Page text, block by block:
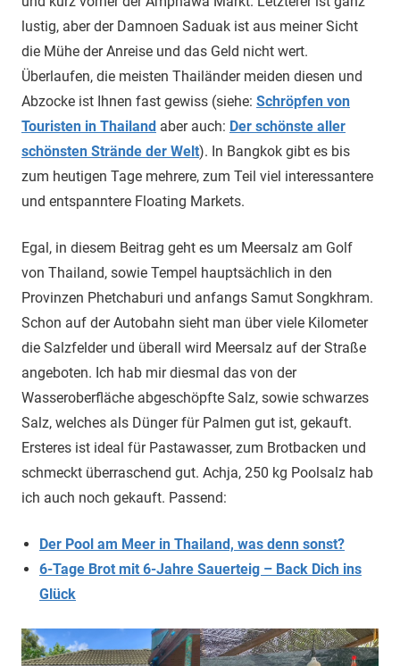
lustig, aber der Damnoen Saduak ist aus meiner Sicht
die Mühe der Anreise und das Geld nicht wert.
Überlaufen, die meisten Thailänder meiden diesen und
Abzocke ist Ihnen fast gewiss (siehe: Schröpfen von
Touristen in Thailand aber auch: Der schönste aller
schönsten Strände der Welt). In Bangkok gibt es bis
zum heutigen Tage mehrere, zum Teil viel interessantere
und entspanntere Floating Markets.
Egal, in diesem Beitrag geht es um Meersalz am Golf
von Thailand, sowie Tempel hauptsächlich in den
Provinzen Phetchaburi und anfangs Samut Songkhram.
Schon auf der Autobahn sieht man über viele Kilometer
die Salzfelder und überall wird Meersalz auf der Straße
angeboten. Ich hab mir diesmal das von der
Wasseroberfläche abgeschöpfte Salz, sowie schwarzes
Salz, welches als Dünger für Palmen gut ist, gekauft.
Ersteres ist ideal für Pastawasser, zum Brotbacken und
schmeckt überraschend gut. Achja, 250 kg Poolsalz hab
ich auch noch gekauft. Passend:
Der Pool am Meer in Thailand, was denn sonst?
6-Tage Brot mit 6-Jahre Sauerteig – Back Dich ins
Glück